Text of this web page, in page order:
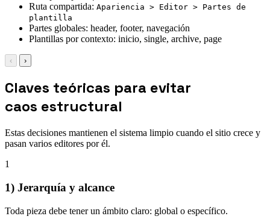
Ruta compartida: Apariencia > Editor > Partes de
plantilla
Partes globales: header, footer, navegación
Plantillas por contexto: inicio, single, archive, page
‹ ›
Claves teóricas para evitar
caos estructural
Estas decisiones mantienen el sistema limpio cuando el sitio crece y
pasan varios editores por él.
1
1) Jerarquía y alcance
Toda pieza debe tener un ámbito claro: global o específico.